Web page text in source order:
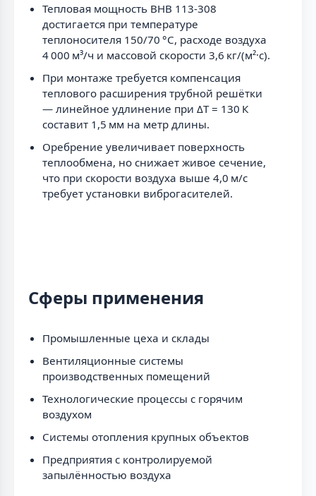
Тепловая мощность ВНВ 113-308
достигается при температуре
теплоносителя 150/70 °C, расходе воздуха
4 000 м³/ч и массовой скорости 3,6 кг/(м²·с).
При монтаже требуется компенсация
теплового расширения трубной решётки
— линейное удлинение при ΔT = 130 К
составит 1,5 мм на метр длины.
Оребрение увеличивает поверхность
теплообмена, но снижает живое сечение,
что при скорости воздуха выше 4,0 м/с
требует установки виброгасителей.
Сферы применения
Промышленные цеха и склады
Вентиляционные системы
производственных помещений
Технологические процессы с горячим
воздухом
Системы отопления крупных объектов
Предприятия с контролируемой
запылённостью воздуха